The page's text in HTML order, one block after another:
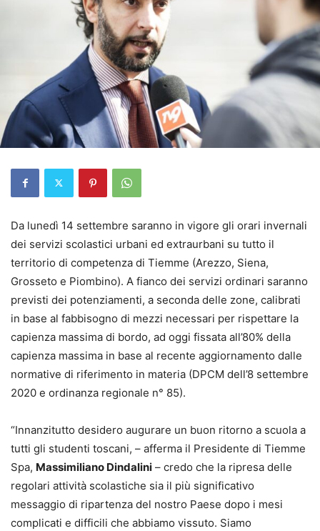
Da lunedì 14 settembre saranno in vigore gli orari invernali
dei servizi scolastici urbani ed extraurbani su tutto il
territorio di competenza di Tiemme (Arezzo, Siena,
Grosseto e Piombino). A fianco dei servizi ordinari saranno
previsti dei potenziamenti, a seconda delle zone, calibrati
in base al fabbisogno di mezzi necessari per rispettare la
capienza massima di bordo, ad oggi fissata all’80% della
capienza massima in base al recente aggiornamento dalle
normative di riferimento in materia (DPCM dell’8 settembre
2020 e ordinanza regionale n° 85).
“Innanzitutto desidero augurare un buon ritorno a scuola a
tutti gli studenti toscani, – afferma il Presidente di Tiemme
Spa, Massimiliano Dindalini – credo che la ripresa delle
regolari attività scolastiche sia il più significativo
messaggio di ripartenza del nostro Paese dopo i mesi
complicati e difficili che abbiamo vissuto. Siamo